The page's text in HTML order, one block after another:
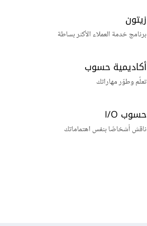
زيتون
برنامج خدمة العملاء الأكثر بساطة
أكاديمية حسوب
تعلّم وطوّر مهاراتك
حسوب I/O
ناقش أشخاصًا بنفس اهتماماتك